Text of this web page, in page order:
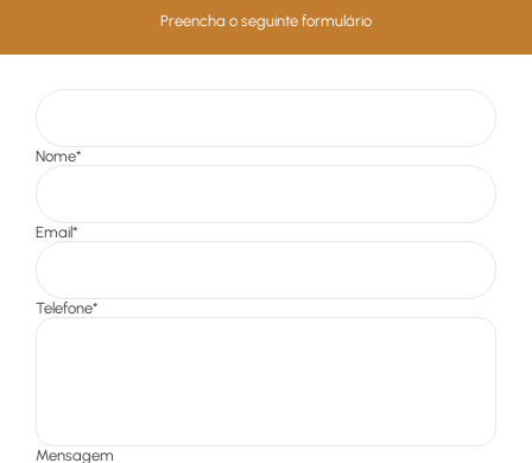
Preencha o seguinte formulário